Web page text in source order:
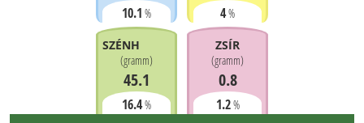
10.1 % 4%
SZÉNHIDRÁT
(gramm)
45.1
16.4%
ZSÍR
(gramm)
0.8
1.2%